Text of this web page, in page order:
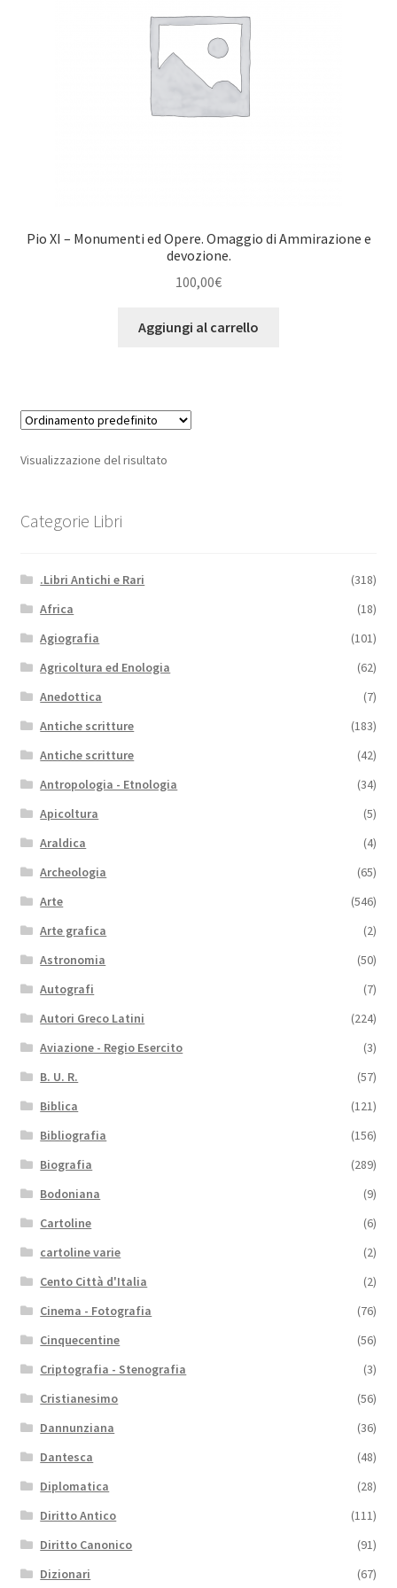
Pio XI – Monumenti ed Opere. Omaggio di Ammirazione e
devozione.
100,00€
Aggiungi al carrello
Visualizzazione del risultato
Categorie Libri
.Libri Antichi e Rari
(318)
Africa
(18)
Agiografia
(101)
Agricoltura ed Enologia
(62)
Anedottica
(7)
Antiche scritture
(183)
Antiche scritture
(42)
Antropologia - Etnologia
(34)
Apicoltura
(5)
Araldica
(4)
Archeologia
(65)
Arte
(546)
Arte grafica
(2)
Astronomia
(50)
Autografi
(7)
Autori Greco Latini
(224)
Aviazione - Regio Esercito
(3)
B. U. R.
(57)
Biblica
(121)
Bibliografia
(156)
Biografia
(289)
Bodoniana
(9)
Cartoline
(6)
cartoline varie
(2)
Cento Città d'Italia
(2)
Cinema - Fotografia
(76)
Cinquecentine
(56)
Criptografia - Stenografia
(3)
Cristianesimo
(56)
Dannunziana
(36)
Dantesca
(48)
Diplomatica
(28)
Diritto Antico
(111)
Diritto Canonico
(91)
Dizionari
(67)